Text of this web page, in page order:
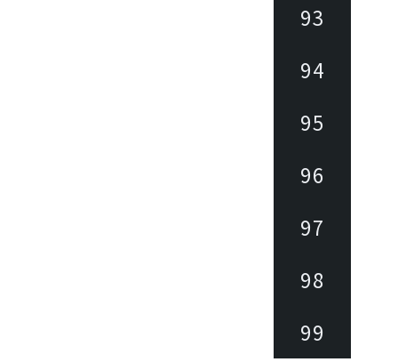
93
94
95
96
97
98
99